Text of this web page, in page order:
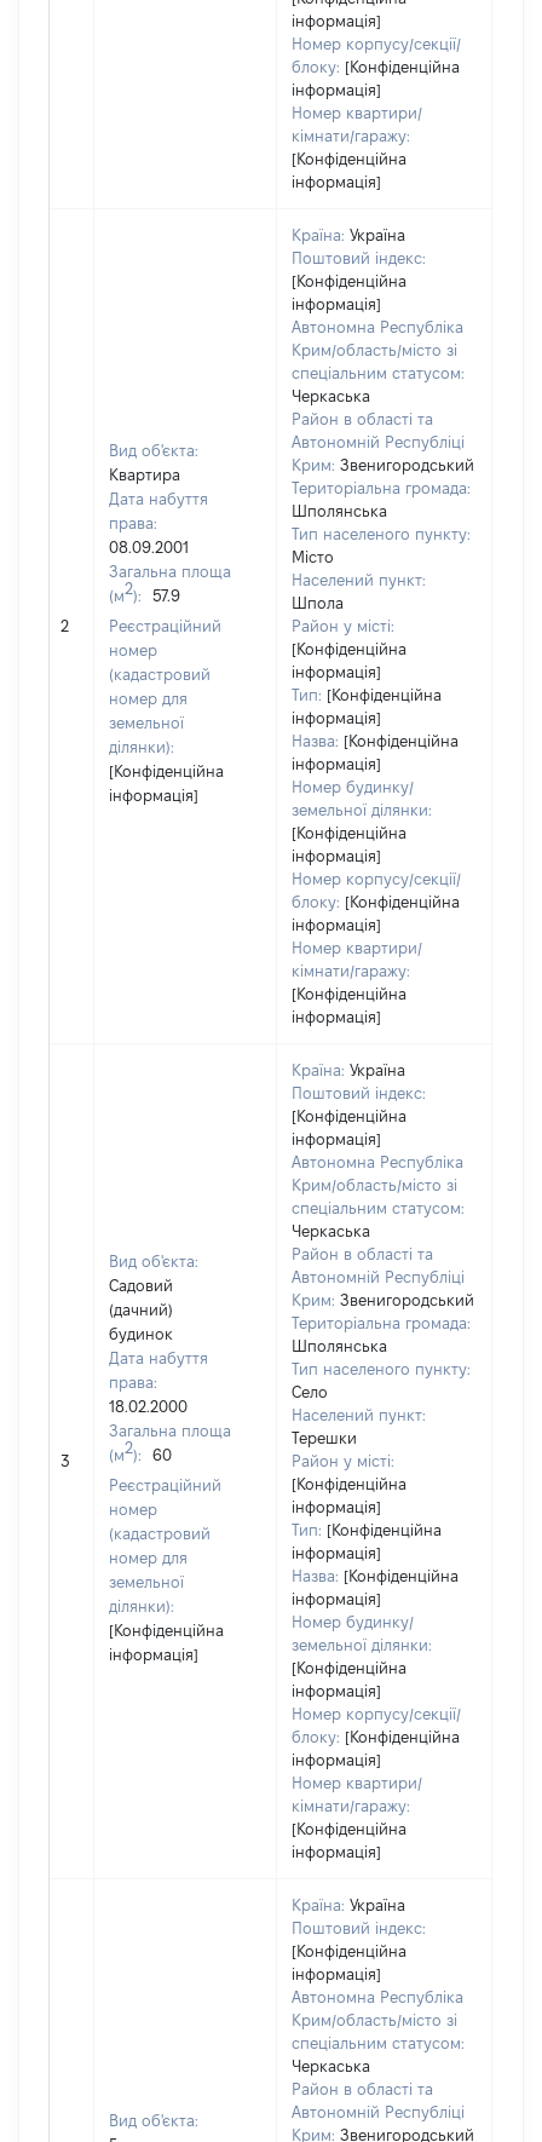
інформація]
Номер корпусу/секції/
блоку: [Конфіденційна
інформація]
Номер квартири/
кімнати/гаражу:
[Конфіденційна
інформація]
2
Вид об'єкта:
Квартира
Дата набуття
права:
08.09.2001
Загальна площа
(м2):
57.9
Реєстраційний
номер
(кадастровий
номер для
земельної
ділянки):
[Конфіденційна
інформація]
Країна: Україна
Поштовий індекс:
[Конфіденційна
інформація]
Автономна Республіка
Крим/область/місто зі
спеціальним статусом:
Черкаська
Район в області та
Автономній Республіці
Крим: Звенигородський
Територіальна громада:
Шполянська
Тип населеного пункту:
Місто
Населений пункт:
Шпола
Район у місті:
[Конфіденційна
інформація]
Тип: [Конфіденційна
інформація]
Назва: [Конфіденційна
інформація]
Номер будинку/
земельної ділянки:
[Конфіденційна
інформація]
Номер корпусу/секції/
блоку: [Конфіденційна
інформація]
Номер квартири/
кімнати/гаражу:
[Конфіденційна
інформація]
3
Вид об'єкта:
Садовий
(дачний)
будинок
Дата набуття
права:
18.02.2000
Загальна площа
(м2):
60
Реєстраційний
номер
(кадастровий
номер для
земельної
ділянки):
[Конфіденційна
інформація]
Країна: Україна
Поштовий індекс:
[Конфіденційна
інформація]
Автономна Республіка
Крим/область/місто зі
спеціальним статусом:
Черкаська
Район в області та
Автономній Республіці
Крим: Звенигородський
Територіальна громада:
Шполянська
Тип населеного пункту:
Село
Населений пункт:
Терешки
Район у місті:
[Конфіденційна
інформація]
Тип: [Конфіденційна
інформація]
Назва: [Конфіденційна
інформація]
Номер будинку/
земельної ділянки:
[Конфіденційна
інформація]
Номер корпусу/секції/
блоку: [Конфіденційна
інформація]
Номер квартири/
кімнати/гаражу:
[Конфіденційна
інформація]
Вид об'єкта:
Країна: Україна
Поштовий індекс:
[Конфіденційна
інформація]
Автономна Республіка
Крим/область/місто зі
спеціальним статусом:
Черкаська
Район в області та
Автономній Республіці
Крим: Звенигородський